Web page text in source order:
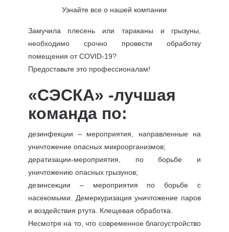
Узнайте все о нашей компании
Замучила плесень или тараканы и грызуны,
необходимо срочно провести обработку
помещения от COVID-19?
Предоставьте это профессионалам!
«СЭСКА» -лучшая
команда по:
дезинфекции – мероприятия, направленные на
уничтожение опасных микроорганизмов;
дератизации-мероприятия, по борьбе и
уничтожению опасных грызунов;
дезинсекции – мероприятия по борьбе с
насекомыми. Демеркуризация уничтожение паров
и воздействия ртута. Клещевая обработка.
Несмотря на то, что современное благоустройство